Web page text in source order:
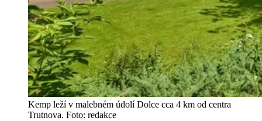
Kemp leží v malebném údolí Dolce cca 4 km od centra
Trutnova. Foto: redakce